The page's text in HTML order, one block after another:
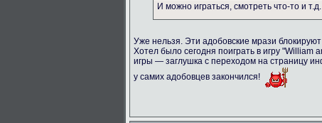
И можно играться, смотреть что-то и т.д.
Уже нельзя. Эти адобовские мрази
Хотел было сегодня поиграть в игру "William
игры — заглушка с переходом на страницу
у самих адобовцев закончился!